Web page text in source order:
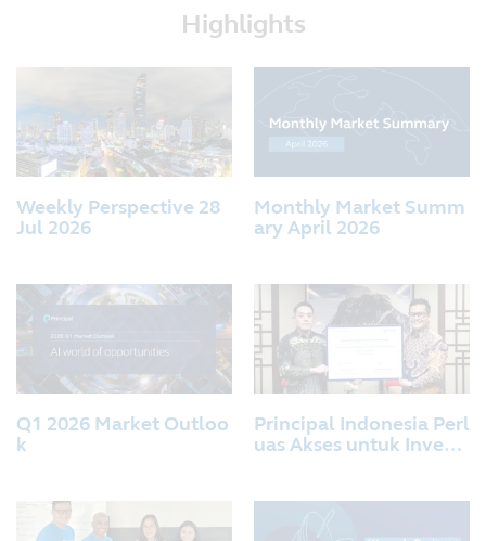
Highlights
Weekly Perspective 28
Jul 2026
Monthly Market Summ
ary April 2026
Q1 2026 Market Outloo
k
Principal Indonesia Perl
uas Akses untuk Invest
eksa Dana dengan PT B
ank KEB Hana Indonesi